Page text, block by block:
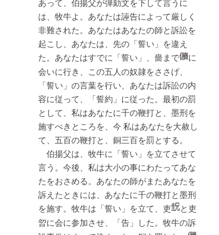
あって、伯揚父が弾劾文を下して言うに
は、牧牛よ。あなたは誣告によって厳しく
非難された。あなたはあなたの師と訴訟を
起こし、あなたは、先の「誓い」を違え
た。あなたはすでに「誓い」、嗇まで
に
会いに行き、この五人の奴隷をささげ、
「誓い」の言葉を行い、あなたは訴訟の内
容に従って、「誓約」に従った。最初の罰
として、私はあなたに千の鞭打と、墨刑を
施すべきところを、今 私はあなたを大赦し
て、五百の鞭打と、銅三百を罰とする。
伯揚父は、牧牛に「誓い」を立てさせて
言う。今後、私は大小の事にわたってあな
たをおさめる。あなたの師がまたあなたを
訴えたときには、あなたに千の鞭打と墨刑
を施す。牧牛は「誓い」を立て、吏
と吏
曶に会に参加させ、「告」した。牧牛の訴